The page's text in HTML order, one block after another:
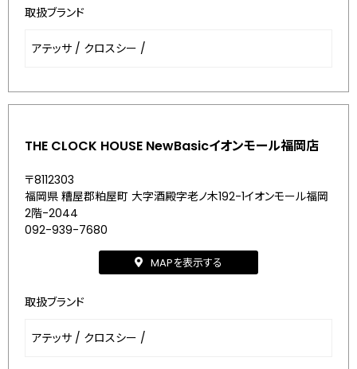
取扱ブランド
アテッサ / クロスシー /
THE CLOCK HOUSE NewBasicイオンモール福岡店
〒8112303
福岡県 糟屋郡粕屋町 大字酒殿字老ノ木192-1イオンモール福岡
2階-2044
092-939-7680
MAPを表示する
取扱ブランド
アテッサ / クロスシー /